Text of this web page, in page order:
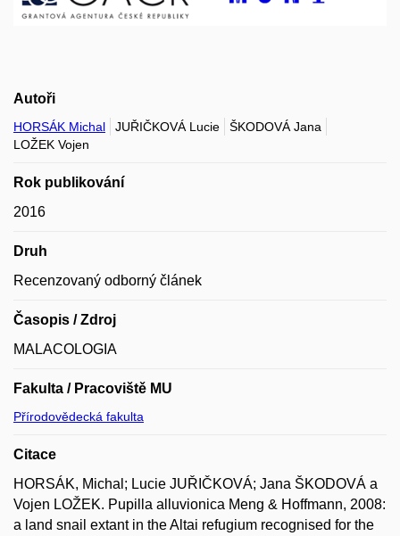
Autoři
HORSÁK Michal JUŘIČKOVÁ Lucie
ŠKODOVÁ Jana
LOŽEK Vojen
Rok publikování
2016
Druh
Recenzovaný odborný článek
Časopis / Zdroj
MALACOLOGIA
Fakulta / Pracoviště MU
Přírodovědecká fakulta
Citace
HORSÁK, Michal; Lucie JUŘIČKOVÁ; Jana ŠKODOVÁ a
Vojen LOŽEK. Pupilla alluvionica Meng & Hoffmann, 2008:
a land snail extant in the Altai refugium recognised for the